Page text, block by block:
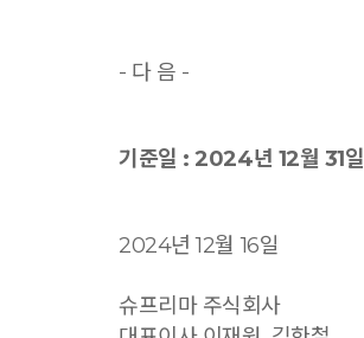
- 다 음 -
기준일 : 2024년 12월 31일
2024년 12월 16일
슈프리마 주식회사